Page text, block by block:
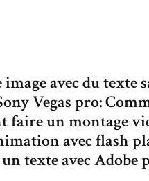
avec du texte
Vegas pro:
faire un montage
avec flash
texte avec Adobe